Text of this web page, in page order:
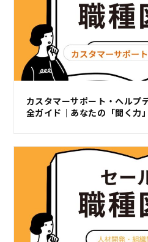
カスタマーサポート・ヘルプ
全ガイド｜あなたの「聞く力